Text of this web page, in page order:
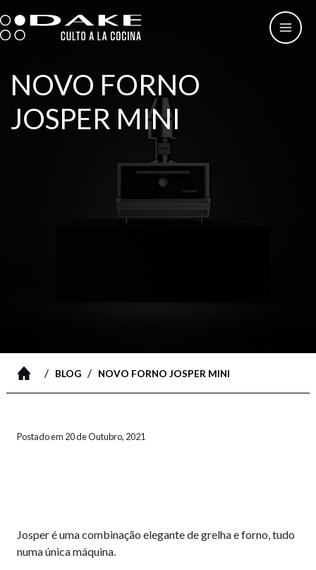
to
content
NOVO FORNO
JOSPER MINI
/ BLOG/ NOVO FORNO JOSPER MINI
Postado em 20 de Outubro, 2021
Josper é uma combinação elegante de grelha e forno, tudo
numa única máquina.